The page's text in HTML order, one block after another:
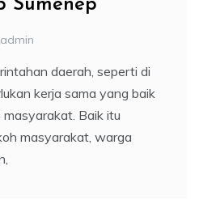
Sumenep
daerah, seperti di
kerja sama yang baik
Baik itu
masyarakat, warga